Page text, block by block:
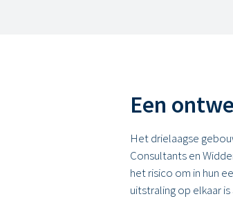
Een
Het drielaagse
Consultants en
het risico om in hun
uitstraling op elkaar